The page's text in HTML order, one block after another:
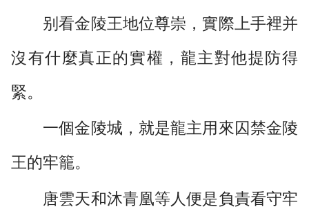
别看金陵王地位尊崇，實際上手裡并
沒有什麼真正的實權，龍主對他提防得
緊。
一個金陵城，就是龍主用來囚禁金陵
王的牢籠。
唐雲天和沐青凰等人便是負責看守牢